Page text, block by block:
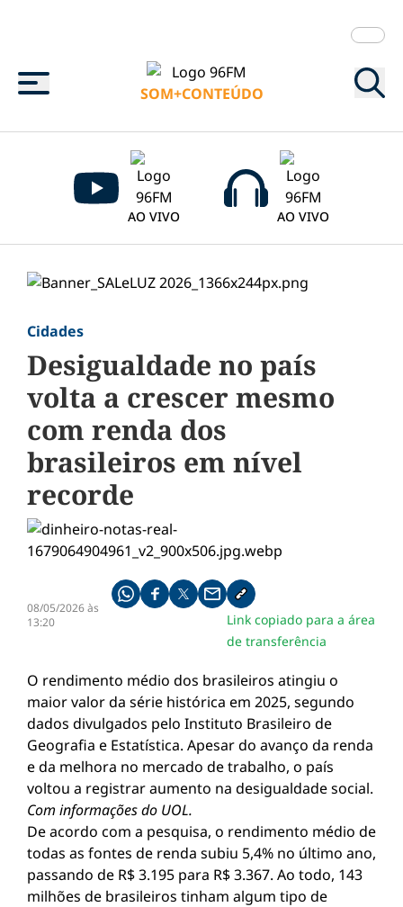
Menu
SOM+CONTEÚDO
AO VIVO AO VIVO
Cidades
Desigualdade no país
volta a crescer mesmo
com renda dos
brasileiros em nível
recorde
08/05/2026 às
13:20
Compartilhe pelo whatsapp
Compartilhar no facebook
Compartilhar no twitter
Compartilhe pelo email
Copiar link da notícia
Link copiado para a área
de transferência
O rendimento médio dos brasileiros atingiu o
maior valor da série histórica em 2025, segundo
dados divulgados pelo Instituto Brasileiro de
Geografia e Estatística. Apesar do avanço da renda
e da melhora no mercado de trabalho, o país
voltou a registrar aumento na desigualdade social.
Com informações do UOL.
De acordo com a pesquisa, o rendimento médio de
todas as fontes de renda subiu 5,4% no último ano,
passando de R$ 3.195 para R$ 3.367. Ao todo, 143
milhões de brasileiros tinham algum tipo de